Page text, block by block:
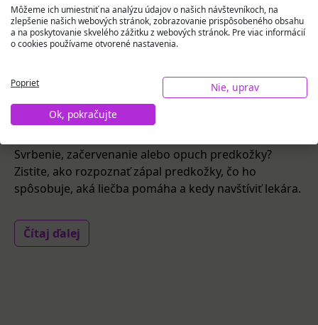
09.06.2026#Trápi ma
Zápal predkožky – ako rozpoznať a liečiť?
Svrbenie, začervenanie alebo opuch predkožky?
Zistite, ako rozpoznať zápal predkožky, čo ho
spôsobuje, aká liečba pomáha a kedy navštíviť lekára.
Čítaj ďalej
Môžeme ich umiestniť na analýzu údajov o našich návštevníkoch, na
zlepšenie našich webových stránok, zobrazovanie prispôsobeného obsahu
a na poskytovanie skvelého zážitku z webových stránok. Pre viac informácií
o cookies používame otvorené nastavenia.
Poprieť
Nie, uprav
Ok, pokračujte